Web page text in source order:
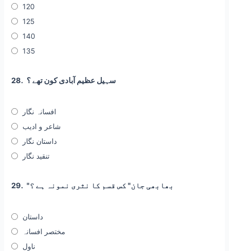
120
125
140
135
28. سہیل عظیم آبادی کون تھے ؟
افسانہ نگار
شاعر و ادیب
داستان نگار
تنقید نگار
29. "بھابھی جان" کس قسم کا نثری نمونہ ہے ؟
داستان
مختصر افسانہ
ناول